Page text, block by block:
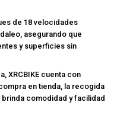
de 18 velocidades
asegurando que
y superficies sin
XRCBIKE cuenta con
en tienda, la recogida
brinda comodidad y facilidad